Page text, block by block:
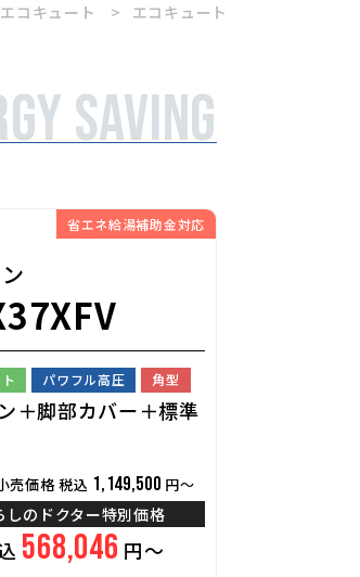
エコキュート エコキュート
saving
省エネ給湯補助金対応
パワフル高圧 角型
＋脚部カバー＋標準
売価格 税込 1,149,500 円～
しのドクター特別価格
568,046 円～